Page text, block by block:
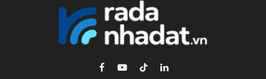
Facebook
YouTubeTikTokLinkedIn